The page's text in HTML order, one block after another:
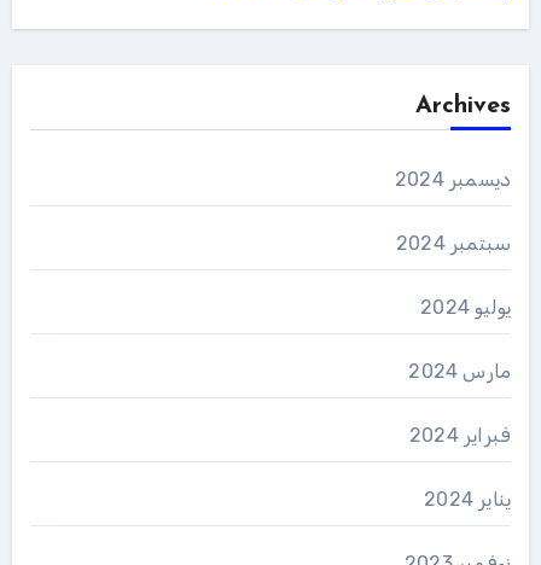
Archives
ديسمبر 2024
سبتمبر 2024
يوليو 2024
مارس 2024
فبراير 2024
يناير 2024